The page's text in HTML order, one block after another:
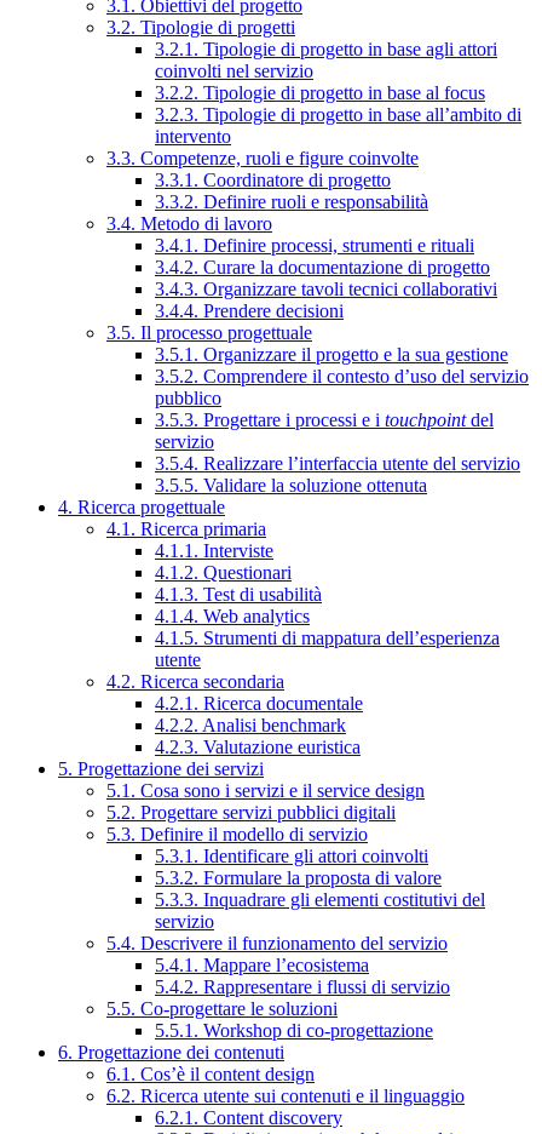
3.1. Obiettivi del progetto
3.2. Tipologie di progetti
3.2.1. Tipologie di progetto in base agli attori
coinvolti nel servizio
3.2.2. Tipologie di progetto in base al focus
3.2.3. Tipologie di progetto in base all’ambito di
intervento
3.3. Competenze, ruoli e figure coinvolte
3.3.1. Coordinatore di progetto
3.3.2. Definire ruoli e responsabilità
3.4. Metodo di lavoro
3.4.1. Definire processi, strumenti e rituali
3.4.2. Curare la documentazione di progetto
3.4.3. Organizzare tavoli tecnici collaborativi
3.4.4. Prendere decisioni
3.5. Il processo progettuale
3.5.1. Organizzare il progetto e la sua gestione
3.5.2. Comprendere il contesto d’uso del servizio
pubblico
3.5.3. Progettare i processi e i touchpointdel
servizio
3.5.4. Realizzare l’interfaccia utente del servizio
3.5.5. Validare la soluzione ottenuta
4. Ricerca progettuale
4.1. Ricerca primaria
4.1.1. Interviste
4.1.2. Questionari
4.1.3. Test di usabilità
4.1.4. Web analytics
4.1.5. Strumenti di mappatura dell’esperienza
utente
4.2. Ricerca secondaria
4.2.1. Ricerca documentale
4.2.2. Analisi benchmark
4.2.3. Valutazione euristica
5. Progettazione dei servizi
5.1. Cosa sono i servizi e il service design
5.2. Progettare servizi pubblici digitali
5.3. Definire il modello di servizio
5.3.1. Identificare gli attori coinvolti
5.3.2. Formulare la proposta di valore
5.3.3. Inquadrare gli elementi costitutivi del
servizio
5.4. Descrivere il funzionamento del servizio
5.4.1. Mappare l’ecosistema
5.4.2. Rappresentare i flussi di servizio
5.5. Co-progettare le soluzioni
5.5.1. Workshop di co-progettazione
6. Progettazione dei contenuti
6.1. Cos’è il content design
6.2. Ricerca utente sui contenuti e il linguaggio
6.2.1. Content discovery